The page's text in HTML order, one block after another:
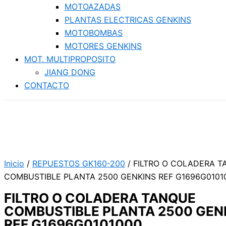
MOTOAZADAS
PLANTAS ELECTRICAS GENKINS
MOTOBOMBAS
MOTORES GENKINS
MOT. MULTIPROPOSITO
JIANG DONG
CONTACTO
Inicio / REPUESTOS GK160-200 / FILTRO O COLADERA
COMBUSTIBLE PLANTA 2500 GENKINS REF
FILTRO O COLADERA TANQUE
COMBUSTIBLE PLANTA 2500